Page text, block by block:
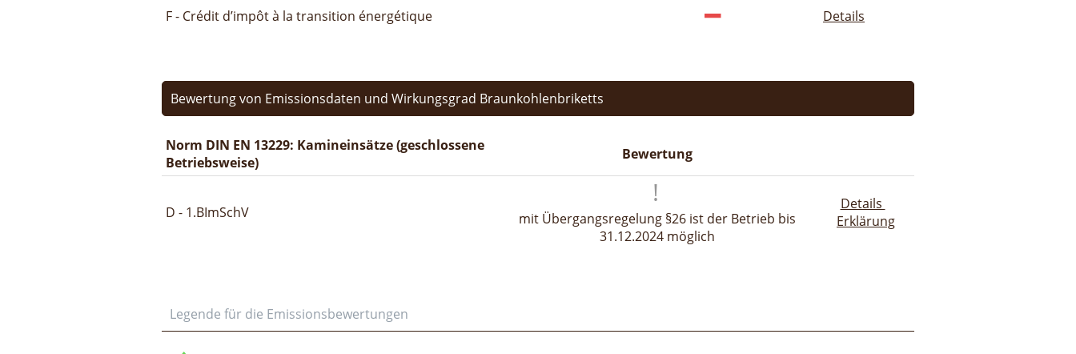
F - Crédit d’impôt à la transition énergétique
Details
Bewertung von Emissionsdaten und Wirkungsgrad Braunkohlenbriketts
Norm DIN EN 13229: Kamineinsätze (geschlossene
Betriebsweise)
Bewertung
D - 1.BImSchV
mit Übergangsregelung §26 ist der Betrieb bis
31.12.2024 möglich
Details
Erklärung
Legende für die Emissionsbewertungen